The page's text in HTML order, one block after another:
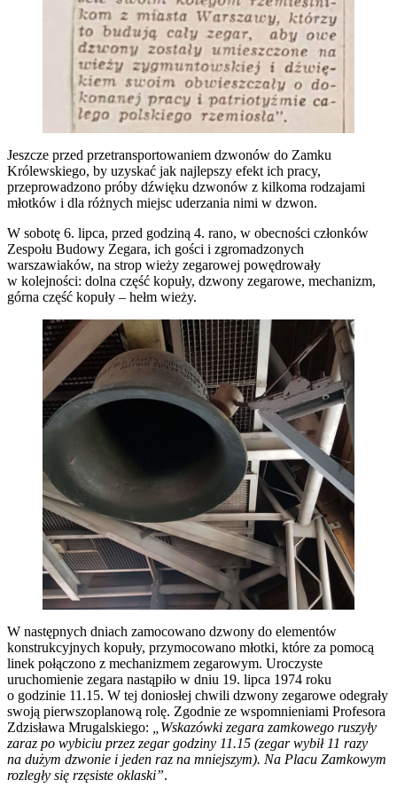
Jeszcze przed przetransportowaniem dzwonów do Zamku
Królewskiego, by uzyskać jak najlepszy efekt ich pracy,
przeprowadzono próby dźwięku dzwonów z kilkoma rodzajami
młotków i dla różnych miejsc uderzania nimi w dzwon.
W sobotę 6. lipca, przed godziną 4. rano, w obecności członków
Zespołu Budowy Zegara, ich gości i zgromadzonych
warszawiaków, na strop wieży zegarowej powędrowały
w kolejności: dolna część kopuły, dzwony zegarowe, mechanizm,
górna część kopuły – hełm wieży.
W następnych dniach zamocowano dzwony do elementów
konstrukcyjnych kopuły, przymocowano młotki, które za pomocą
linek połączono z mechanizmem zegarowym. Uroczyste
uruchomienie zegara nastąpiło w dniu 19. lipca 1974 roku
o godzinie 11.15. W tej doniosłej chwili dzwony zegarowe odegrały
swoją pierwszoplanową rolę. Zgodnie ze wspomnieniami Profesora
Zdzisława Mrugalskiego:
„Wskazówki zegara zamkowego ruszyły
zaraz po wybiciu przez zegar godziny 11.15 (zegar wybił 11 razy
na dużym dzwonie i jeden raz na mniejszym). Na Placu Zamkowym
rozległy się rzęsiste oklaski”.